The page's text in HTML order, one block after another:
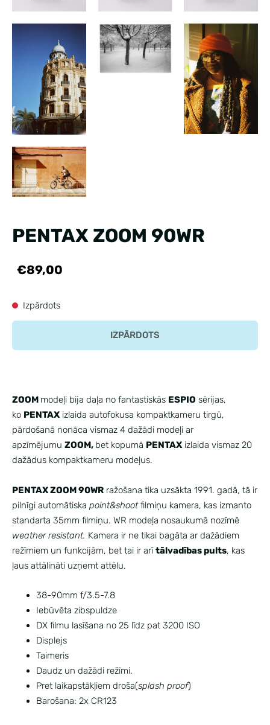
PENTAX ZOOM 90WR
€89,00
Izpārdots
IZPĀRDOTS
ZOOM modeļi bija daļa no fantastiskās ESPIO sērijas,
ko PENTAX izlaida autofokusa kompaktkameru tirgū,
pārdošanā nonāca vismaz 4 dažādi modeļi ar
apzīmējumu ZOOM, bet kopumā PENTAX izlaida vismaz 20
dažādus kompaktkameru modeļus.
PENTAX ZOOM 90WR ražošana tika uzsākta 1991. gadā, tā ir
pilnīgi automātiska point&shootfilmiņu kamera, kas izmanto
standarta 35mm filmiņu. WR modeļa nosaukumā nozīmē
weather resistant. Kamera ir ne tikai bagāta ar dažādiem
režīmiem un funkcijām, bet tai ir arītālvadības pults, kas
ļaus attālināti uzņemt attēlu.
38-90mm f/3.5-7.8
Iebūvēta zibspuldze
DX filmu lasīšana no 25 līdz pat 3200 ISO
Displejs
Taimeris
Daudz un dažādi režīmi.
Pret laikapstākļiem droša(splash proof)
Barošana: 2x CR123